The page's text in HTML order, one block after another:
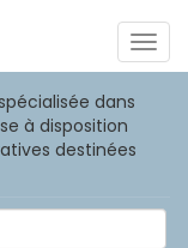
dans
à disposition
destinées